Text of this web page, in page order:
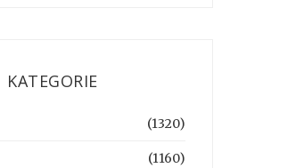
KATEGORIE
(1320)
(1160)